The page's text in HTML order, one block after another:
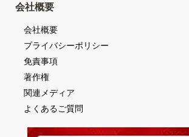
会社概要
会社概要
プライバシーポリシー
免責事項
著作権
関連メディア
よくあるご質問